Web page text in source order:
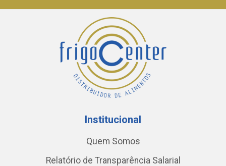
Institucional
Quem Somos
Relatório de Transparência Salarial